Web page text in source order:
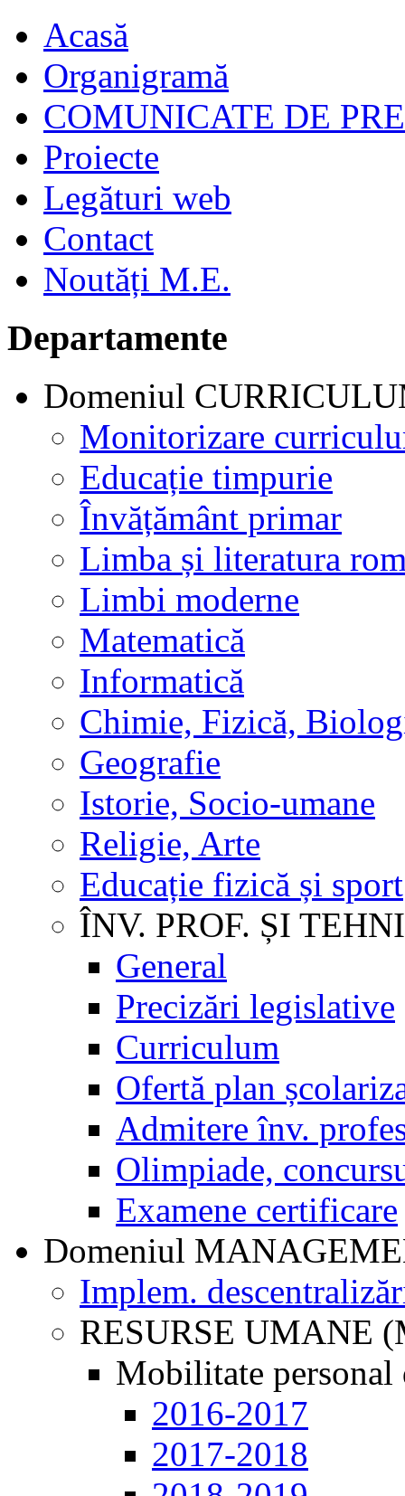
Acasă
Organigramă
COMUNICATE DE
Proiecte
Legături web
Contact
Noutăți M.E.
Departamente
Domeniul
Monitorizare
Educație timpurie
Învățământ primar
Limba și literatura
Limbi moderne
Matematică
Informatică
Chimie, Fizică,
Geografie
Istorie, Socio-umane
Religie, Arte
Educație fizică și sport
ÎNV. PROF. ȘI
General
Precizări legislative
Curriculum
Ofertă plan
Admitere înv.
Olimpiade,
Examene certificare
Domeniul
Implem.
RESURSE UMANE
Mobilitate personal
2016-2017
2017-2018